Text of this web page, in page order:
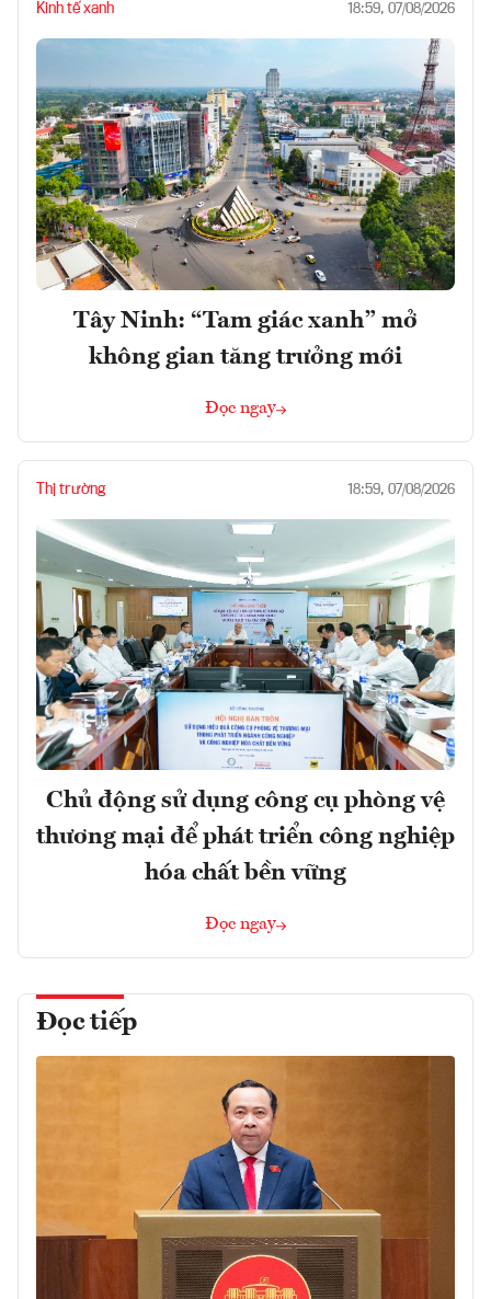
Kinh tế xanh 18:59, 07/08/2026
Tây Ninh: “Tam giác xanh” mở
không gian tăng trưởng mới
Đọc ngay
Thị trường 18:59, 07/08/2026
Chủ động sử dụng công cụ phòng vệ
thương mại để phát triển công nghiệp
hóa chất bền vững
Đọc ngay
Đọc tiếp